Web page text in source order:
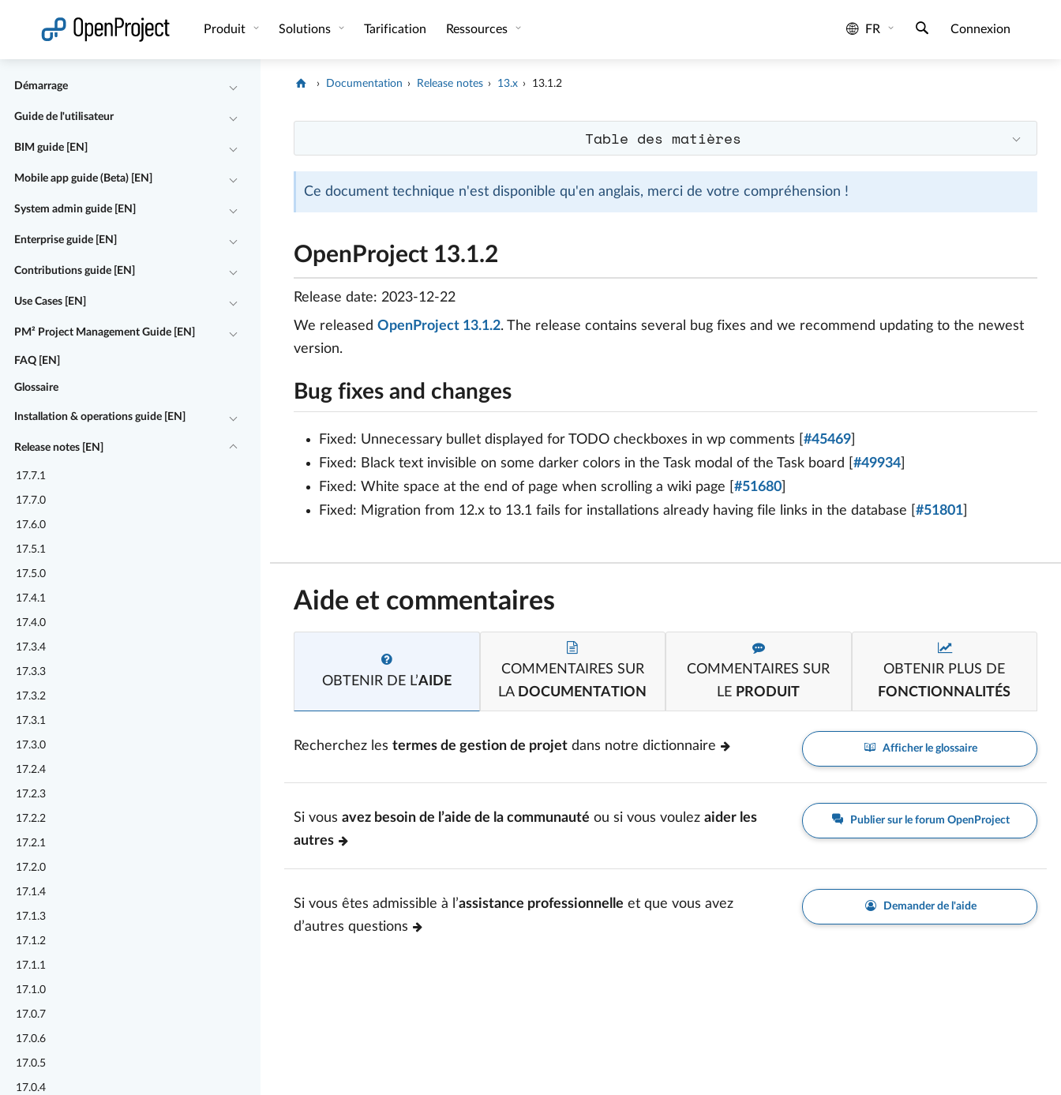
Produit Solutions Tarification Ressources FR Connexion
Démarrage
Guide de l'utilisateur
BIM guide [EN]
Mobile app guide (Beta) [EN]
System admin guide [EN]
Enterprise guide [EN]
Contributions guide [EN]
Use Cases [EN]
PM² Project Management Guide [EN]
FAQ [EN]
Glossaire
Installation & operations guide [EN]
Release notes [EN]
17.7.1
17.7.0
17.6.0
17.5.1
17.5.0
17.4.1
17.4.0
17.3.4
17.3.3
17.3.2
17.3.1
17.3.0
17.2.4
17.2.3
17.2.2
17.2.1
17.2.0
17.1.4
17.1.3
17.1.2
17.1.1
17.1.0
17.0.7
17.0.6
17.0.5
17.0.4
Documentation Release notes 13.x 13.1.2
Table des matières
Ce document technique n'est disponible qu'en anglais, merci de votre compréhension !
OpenProject 13.1.2
Release date: 2023-12-22
We released OpenProject 13.1.2. The release contains several bug fixes and we recommend updating to the newest
version.
Bug fixes and changes
Fixed: Unnecessary bullet displayed for TODO checkboxes in wp comments [ #45469
Fixed: Black text invisible on some darker colors in the Task modal of the Task board [ #49934
Fixed: White space at the end of page when scrolling a wiki page [ #51680
Fixed: Migration from 12.x to 13.1 fails for installations already having file links in the database [ #51801
Aide et commentaires
OBTENIR DE L’AIDE
COMMENTAIRES SUR
LA DOCUMENTATION
COMMENTAIRES SUR
LE PRODUIT
OBTENIR PLUS DE
FONCTIONNALITÉS
Recherchez les termes de gestion de projet dans notre dictionnaire Afficher le glossaire
Si vous avez besoin de l’aide de la communauté ou si vous voulez aider les
autres
Publier sur le forum OpenProject
Si vous êtes admissible à l’assistance professionnelle et que vous avez
d’autres questions
Demander de l'aide